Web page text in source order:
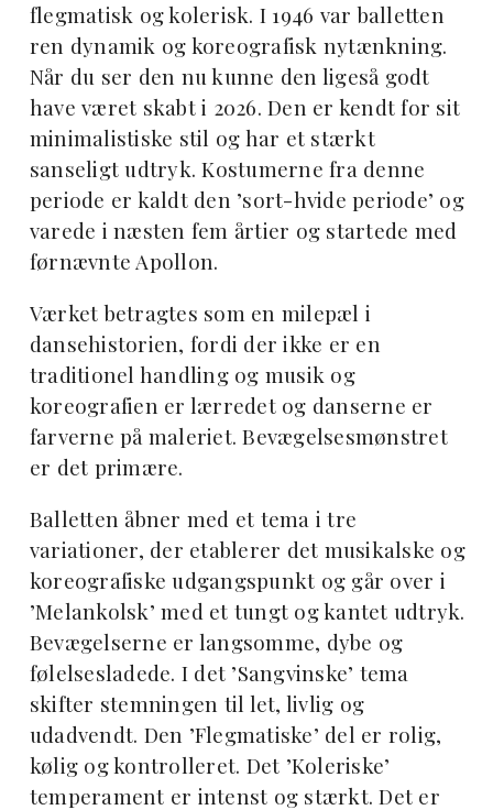
flegmatisk og kolerisk. I 1946 var balletten
ren dynamik og koreografisk nytænkning.
Når du ser den nu kunne den ligeså godt
have været skabt i 2026. Den er kendt for sit
minimalistiske stil og har et stærkt
sanseligt udtryk. Kostumerne fra denne
periode er kaldt den ’sort-hvide periode’ og
varede i næsten fem årtier og startede med
førnævnte Apollon.
Værket betragtes som en milepæl i
dansehistorien, fordi der ikke er en
traditionel handling og musik og
koreografien er lærredet og danserne er
farverne på maleriet. Bevægelsesmønstret
er det primære.
Balletten åbner med et tema i tre
variationer, der etablerer det musikalske og
koreografiske udgangspunkt og går over i
’Melankolsk’ med et tungt og kantet udtryk.
Bevægelserne er langsomme, dybe og
følelsesladede. I det ’Sangvinske’ tema
skifter stemningen til let, livlig og
udadvendt. Den ’Flegmatiske’ del er rolig,
kølig og kontrolleret. Det ’Koleriske’
temperament er intenst og stærkt. Det er